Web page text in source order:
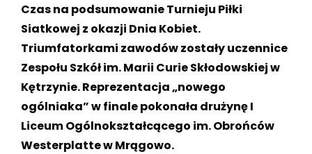
Czas na podsumowanie Turnieju Piłki
Siatkowej z okazji Dnia Kobiet.
Triumfatorkami zawodów zostały uczennice
Zespołu Szkół im. Marii Curie Skłodowskiej w
Kętrzynie. Reprezentacja „nowego
ogólniaka” w finale pokonała drużynę I
Liceum Ogólnokształcącego im. Obrońców
Westerplatte w Mrągowo.